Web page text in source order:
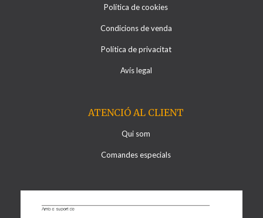
Política de cookies
Condicions de venda
Política de privacitat
Avís legal
ATENCIÓ AL CLIENT
Qui som
Comandes especials